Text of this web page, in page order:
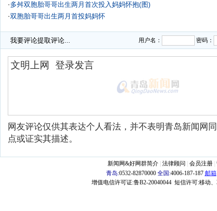
·多舛双胞胎哥哥出生两月首次投入妈妈怀抱(图)
·双胞胎哥哥出生两月首投妈妈怀
我要评论提取评论... 用户名： 密码：
网友评论仅供其表达个人看法，并不表明青岛新闻网
点或证实其描述。